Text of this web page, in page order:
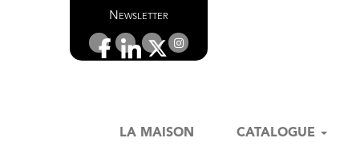
Newsletter
LA MAISON CATALOGUE